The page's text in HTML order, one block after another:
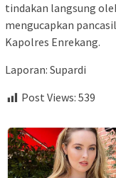
tindakan langsung
mengucapkan
Kapolres Enrekang.
Laporan: Supardi
Post Views: 539